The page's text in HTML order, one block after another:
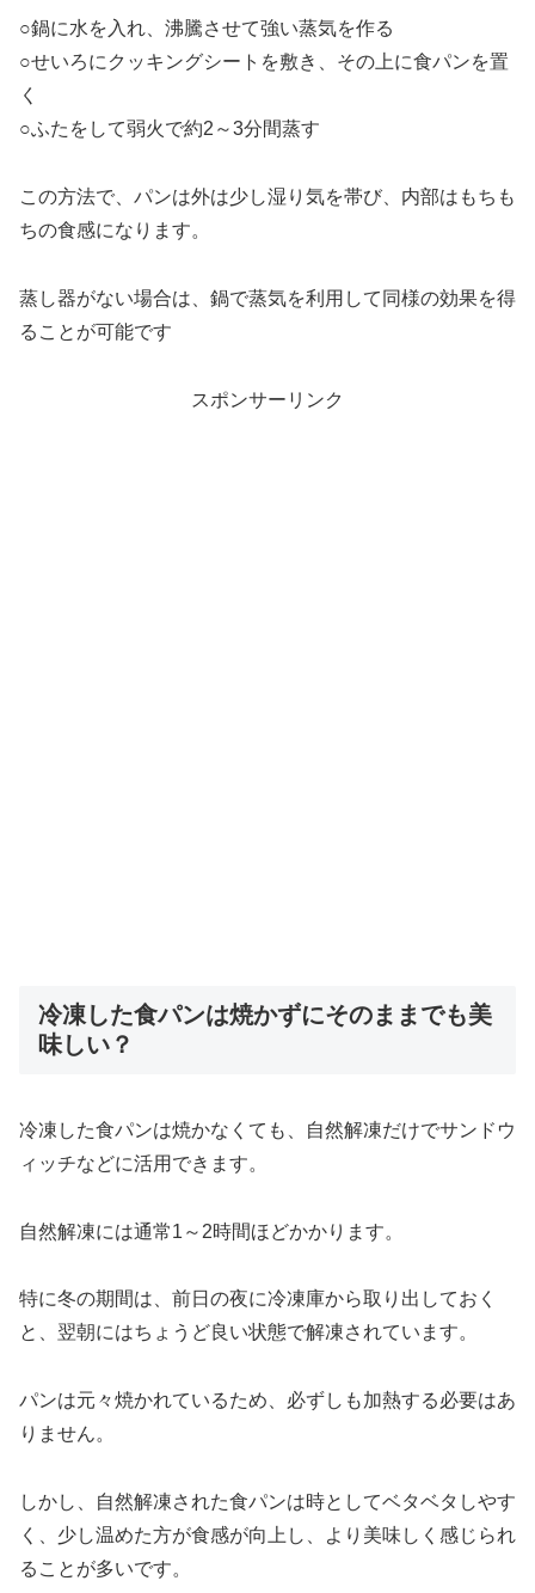
○鍋に水を入れ、沸騰させて強い蒸気を作る
○せいろにクッキングシートを敷き、その上に食パンを置
く
○ふたをして弱火で約2～3分間蒸す
この方法で、パンは外は少し湿り気を帯び、内部はもちも
ちの食感になります。
蒸し器がない場合は、鍋で蒸気を利用して同様の効果を得
ることが可能です
スポンサーリンク
冷凍した食パンは焼かずにそのままでも美
味しい？
冷凍した食パンは焼かなくても、自然解凍だけでサンドウ
ィッチなどに活用できます。
自然解凍には通常1～2時間ほどかかります。
特に冬の期間は、前日の夜に冷凍庫から取り出しておく
と、翌朝にはちょうど良い状態で解凍されています。
パンは元々焼かれているため、必ずしも加熱する必要はあ
りません。
しかし、自然解凍された食パンは時としてベタベタしやす
く、少し温めた方が食感が向上し、より美味しく感じられ
ることが多いです。